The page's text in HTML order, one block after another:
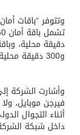
وتتوفر “باقات
و300 دقيقة محلية، مع دمج الحماية الرقمية ضمن الباقة نفسها.
وأشارت الشركة
فيرجن موبايل،
أثناء التجوال
داخل شبكة